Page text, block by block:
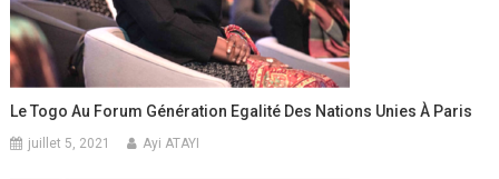
Le Togo Au Forum Génération Egalité Des Nations Unies À Paris
juillet 5, 2021 Ayi ATAYI